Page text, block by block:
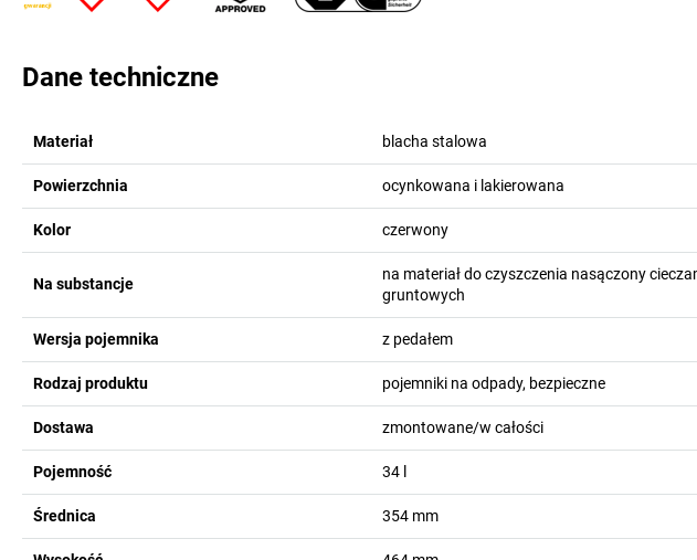
Dane techniczne
Materiał blacha stalowa
Powierzchnia ocynkowana i lakierowana
Kolor czerwony
Na substancje
na materiał do czyszczenia nasączony
gruntowych
Wersja pojemnika z pedałem
Rodzaj produktu pojemniki na odpady, bezpieczne
Dostawa zmontowane/w całości
Pojemność 34 l
Średnica 354 mm